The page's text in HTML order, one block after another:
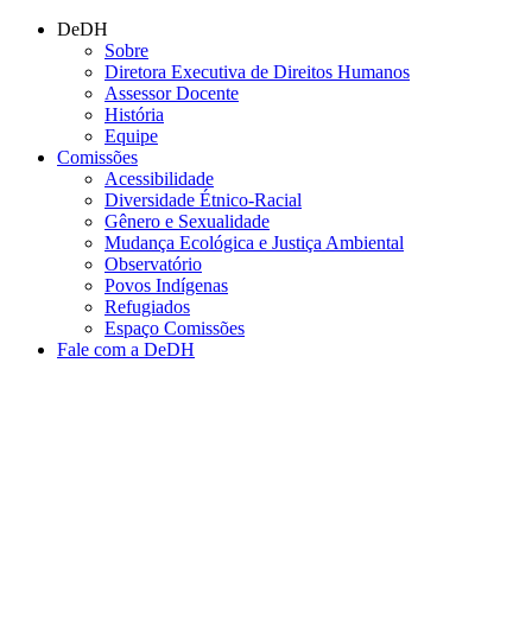
Conteúdo principal
DeDH
Sobre
Diretora Executiva de Direitos Humanos
Assessor Docente
História
Equipe
Comissões
Acessibilidade
Diversidade Étnico-Racial
Gênero e Sexualidade
Mudança Ecológica e Justiça Ambiental
Observatório
Povos Indígenas
Refugiados
Espaço Comissões
Fale com a DeDH